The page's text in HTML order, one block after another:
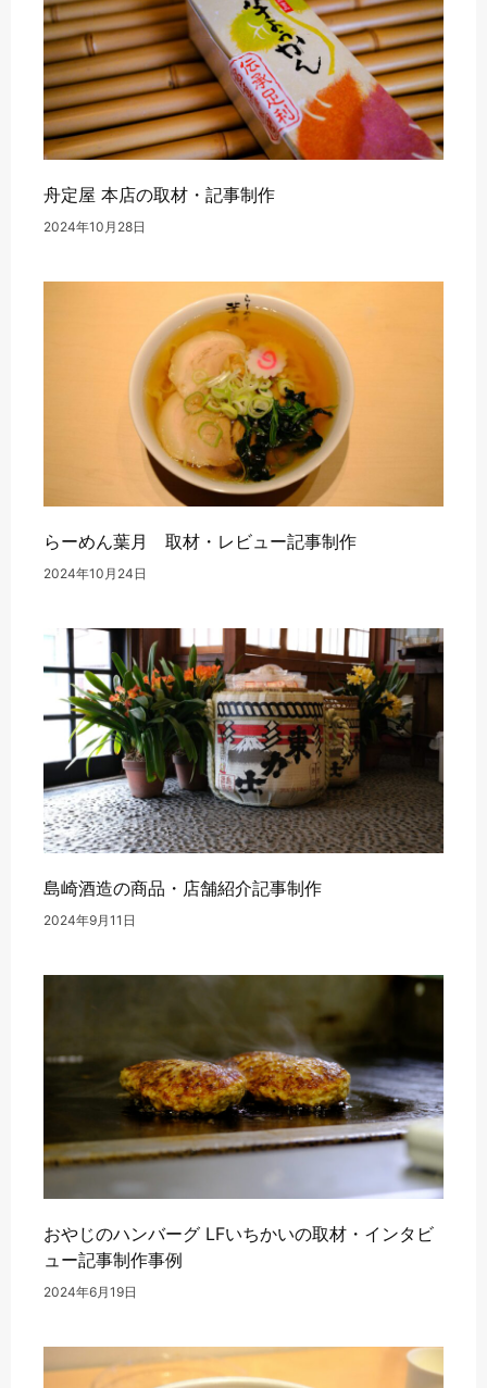
舟定屋 本店の取材・記事制作
2024年10月28日
らーめん葉月 取材・レビュー記事制作
2024年10月24日
島崎酒造の商品・店舗紹介記事制作
2024年9月11日
おやじのハンバーグ LFいちかいの取材・インタビ
ュー記事制作事例
2024年6月19日